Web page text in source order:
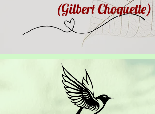
(Gilbert Choquette)